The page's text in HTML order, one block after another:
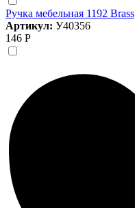
Ручка мебельная 1192 Brass
Артикул: У40356
146 Р